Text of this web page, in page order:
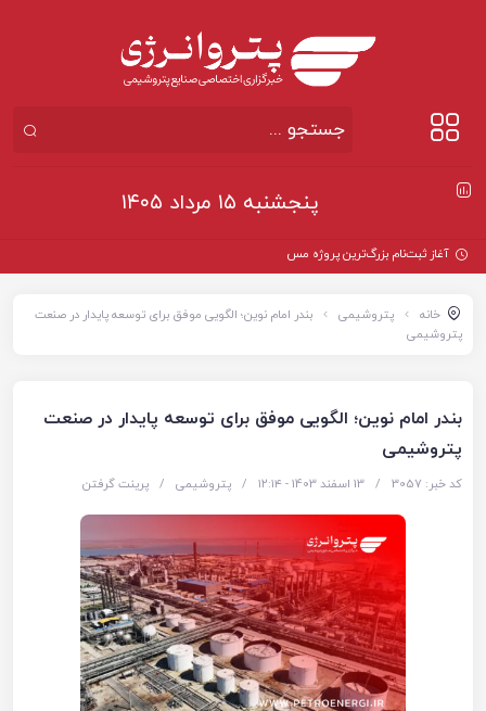
پنجشنبه ۱۵ مرداد ۱۴۰۵
آغاز ثبت‌نام بزرگ‌ترین پروژه مسکن کارکنان
خانه پتروشیمی
بندر امام نوین؛ الگویی موفق برای توسعه پایدار در صنعت
پتروشیمی
بندر امام نوین؛ الگویی موفق برای توسعه پایدار در صنعت
پتروشیمی
کد خبر: 3057 / 13 اسفند 1403 - ۱۲:۱۴ / پتروشیمی / پرینت گرفتن